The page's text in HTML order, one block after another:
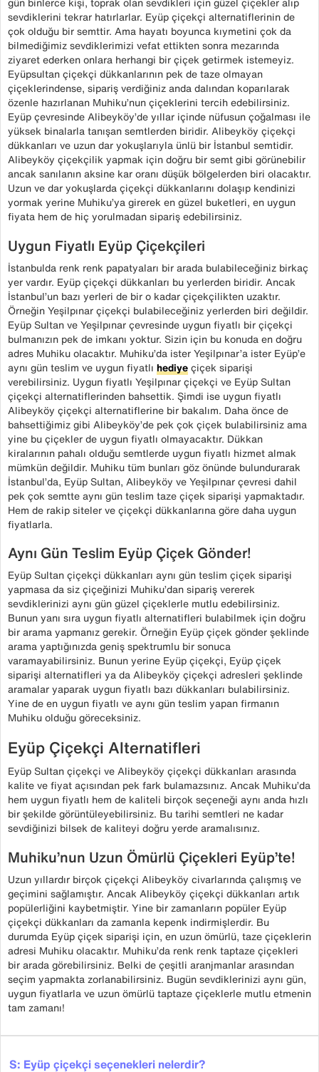
sevdiklerini tekrar hatırlarlar. Eyüp çiçekçi alternatiflerinin de
çok olduğu bir semttir. Ama hayatı boyunca kıymetini çok da
bilmediğimiz sevdiklerimizi vefat ettikten sonra mezarında
ziyaret ederken onlara herhangi bir çiçek getirmek istemeyiz.
Eyüpsultan çiçekçi dükkanlarının pek de taze olmayan
çiçeklerindense, sipariş verdiğiniz anda dalından koparılarak
özenle hazırlanan Muhiku’nun çiçeklerini tercih edebilirsiniz.
Eyüp çevresinde Alibeyköy’de yıllar içinde nüfusun çoğalması ile
yüksek binalarla tanışan semtlerden biridir. Alibeyköy çiçekçi
dükkanları ve uzun dar yokuşlarıyla ünlü bir İstanbul semtidir.
Alibeyköy çiçekçilik yapmak için doğru bir semt gibi görünebilir
ancak sanılanın aksine kar oranı düşük bölgelerden biri olacaktır.
Uzun ve dar yokuşlarda çiçekçi dükkanlarını dolaşıp kendinizi
yormak yerine Muhiku’ya girerek en güzel buketleri, en uygun
fiyata hem de hiç yorulmadan sipariş edebilirsiniz.
Uygun Fiyatlı Eyüp Çiçekçileri
İstanbulda renk renk papatyaları bir arada bulabileceğiniz birkaç
yer vardır. Eyüp çiçekçi dükkanları bu yerlerden biridir. Ancak
İstanbul’un bazı yerleri de bir o kadar çiçekçilikten uzaktır.
Örneğin Yeşilpınar çiçekçi bulabileceğiniz yerlerden biri değildir.
Eyüp Sultan ve Yeşilpınar çevresinde uygun fiyatlı bir çiçekçi
bulmanızın pek de imkanı yoktur. Sizin için bu konuda en doğru
adres Muhiku olacaktır. Muhiku’da ister Yeşilpınar’a ister Eyüp’e
aynı gün teslim ve uygun fiyatlı hediyeçiçek siparişi
verebilirsiniz. Uygun fiyatlı Yeşilpınar çiçekçi ve Eyüp Sultan
çiçekçi alternatiflerinden bahsettik. Şimdi ise uygun fiyatlı
Alibeyköy çiçekçi alternatiflerine bir bakalım. Daha önce de
bahsettiğimiz gibi Alibeyköy’de pek çok çiçek bulabilirsiniz ama
yine bu çiçekler de uygun fiyatlı olmayacaktır. Dükkan
kiralarının pahalı olduğu semtlerde uygun fiyatlı hizmet almak
mümkün değildir. Muhiku tüm bunları göz önünde bulundurarak
İstanbul’da, Eyüp Sultan, Alibeyköy ve Yeşilpınar çevresi dahil
pek çok semtte aynı gün teslim taze çiçek siparişi yapmaktadır.
Hem de rakip siteler ve çiçekçi dükkanlarına göre daha uygun
fiyatlarla.
Aynı Gün Teslim Eyüp Çiçek Gönder!
Eyüp Sultan çiçekçi dükkanları aynı gün teslim çiçek siparişi
yapmasa da siz çiçeğinizi Muhiku’dan sipariş vererek
sevdiklerinizi aynı gün güzel çiçeklerle mutlu edebilirsiniz.
Bunun yanı sıra uygun fiyatlı alternatifleri bulabilmek için doğru
bir arama yapmanız gerekir. Örneğin Eyüp çiçek gönder şeklinde
arama yaptığınızda geniş spektrumlu bir sonuca
varamayabilirsiniz. Bunun yerine Eyüp çiçekçi, Eyüp çiçek
siparişi alternatifleri ya da Alibeyköy çiçekçi adresleri şeklinde
aramalar yaparak uygun fiyatlı bazı dükkanları bulabilirsiniz.
Yine de en uygun fiyatlı ve aynı gün teslim yapan firmanın
Muhiku olduğu göreceksiniz.
Eyüp Çiçekçi Alternatifleri
Eyüp Sultan çiçekçi ve Alibeyköy çiçekçi dükkanları arasında
kalite ve fiyat açısından pek fark bulamazsınız. Ancak Muhiku’da
hem uygun fiyatlı hem de kaliteli birçok seçeneği aynı anda hızlı
bir şekilde görüntüleyebilirsiniz. Bu tarihi semtleri ne kadar
sevdiğinizi bilsek de kaliteyi doğru yerde aramalısınız.
Muhiku’nun Uzun Ömürlü Çiçekleri Eyüp’te!
Uzun yıllardır birçok çiçekçi Alibeyköy civarlarında çalışmış ve
geçimini sağlamıştır. Ancak Alibeyköy çiçekçi dükkanları artık
popülerliğini kaybetmiştir. Yine bir zamanların popüler Eyüp
çiçekçi dükkanları da zamanla kepenk indirmişlerdir. Bu
durumda Eyüp çiçek siparişi için, en uzun ömürlü, taze çiçeklerin
adresi Muhiku olacaktır. Muhiku’da renk renk taptaze çiçekleri
bir arada görebilirsiniz. Belki de çeşitli aranjmanlar arasından
seçim yapmakta zorlanabilirsiniz. Bugün sevdiklerinizi aynı gün,
uygun fiyatlarla ve uzun ömürlü taptaze çiçeklerle mutlu etmenin
tam zamanı!
S: Eyüp çiçekçi seçenekleri nelerdir?